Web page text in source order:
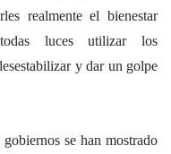
realmente el bienestar
luces utilizar los
y dar un golpe
se han mostrado